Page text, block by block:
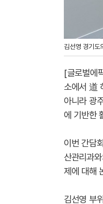
김선영 경기도
[글로벌에
소에서 道
아니라 광
에 기반한
이번 간담
산관리과
제에 대해
김선영 부